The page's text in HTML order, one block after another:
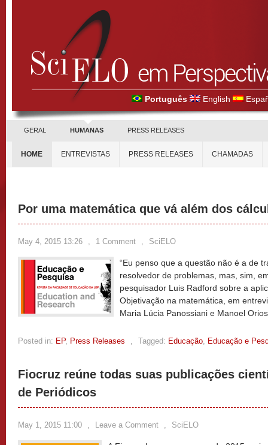
Português English
GERAL HUMANAS PRESS RELEASES
HOME ENTREVISTAS PRESS RELEASES CHAMADAS
Por uma matemática que vá além dos
May 4, 2015 13:26 , 1 Comment , SciELO
“Eu penso que a questão não é a de
resolvedor de problemas, mas, sim,
pesquisador Luis Radford sobre a
Objetivação na matemática, em
Maria Lúcia Panossiani e Manoel
Posted in: EP, Press Releases , Tagged: Educação, Educação e
Fiocruz reúne todas suas publicações
de Periódicos
May 1, 2015 11:00 , Leave a Comment , SciELO